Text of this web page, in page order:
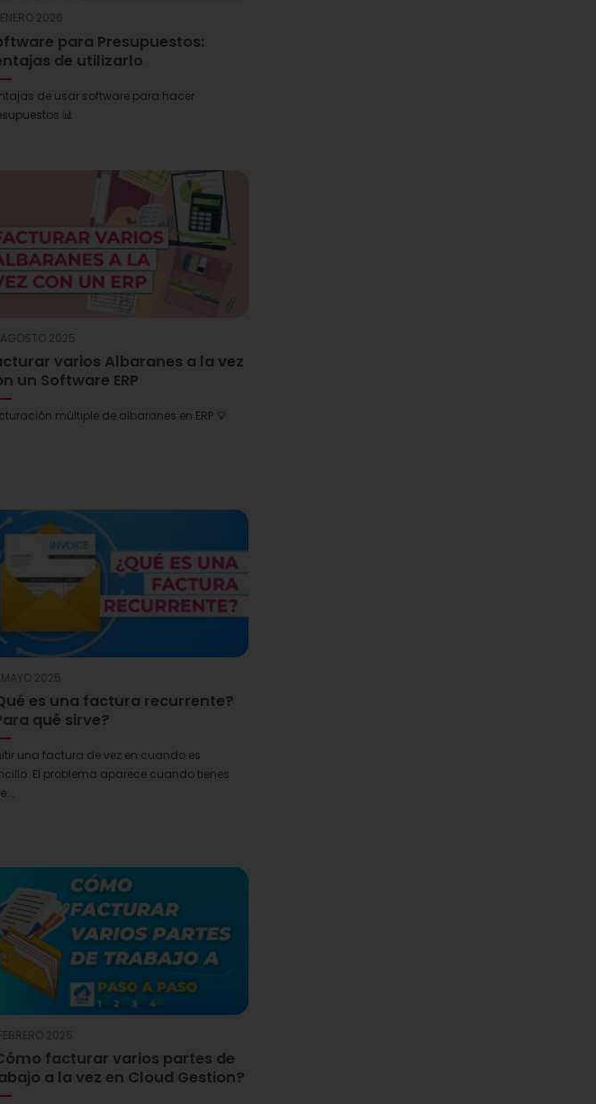
2026
para Presupuestos:
de utilizarlo
de usar software para hacer
📊
2025
varios Albaranes a la vez
un Software ERP
múltiple de albaranes en ERP 💡
2025
es una factura recurrente?
qué sirve?
una factura de vez en cuando es
El problema aparece cuando tienes
2025
facturar varios partes de
a la vez en Cloud Gestion?